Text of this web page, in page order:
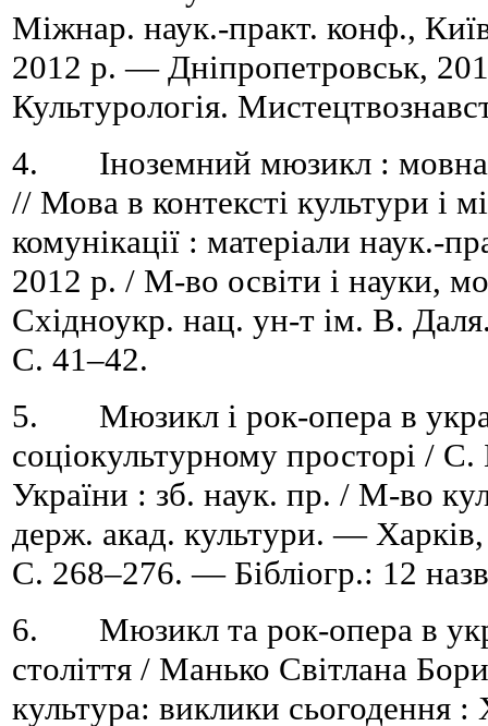
Міжнар. наук.-практ. конф.,
2012 р. — Дніпропетровськ,
Культурологія.
4. Іноземний мюзикл : мовна
// Мова в контексті культури і
комунікації : матеріали наук.-
2012 р. / М-во освіти і науки,
Східноукр. нац. ун-т ім. В.
C. 41–42.
5. Мюзикл і рок-опера в
соціокультурному просторі /
України : зб. наук. пр. / М-во
держ. акад. культури. —
C. 268–276. — Бібліогр.: 12
6. Мюзикл та рок-опера в
століття / Манько Світлана
культура: виклики сьогодення